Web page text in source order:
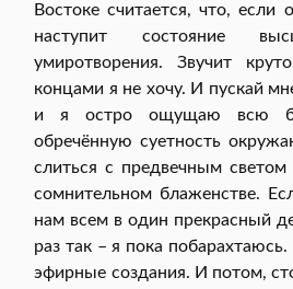
Востоке считается, что, если
наступит состояние
умиротворения. Звучит
концами я не хочу. И пускай
и я остро ощущаю всю
обречённую суетность
слиться с предвечным
сомнительном блаженстве.
нам всем в один прекрасный
раз так – я пока
эфирные создания. И потом,